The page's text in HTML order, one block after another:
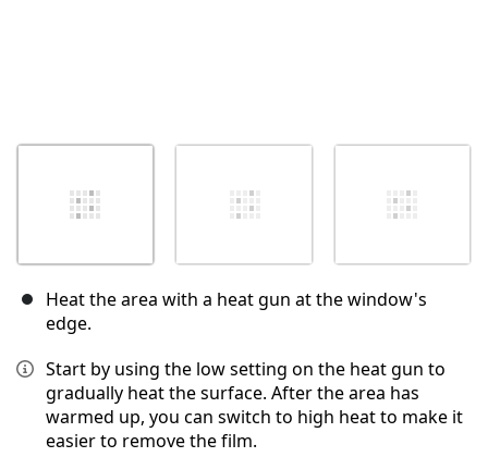
Heat the area with a heat gun at the window's
edge.
Start by using the low setting on the heat gun to
gradually heat the surface. After the area has
warmed up, you can switch to high heat to make it
easier to remove the film.